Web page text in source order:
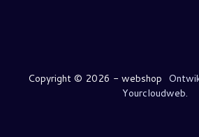
Copyright © 2026 - webshop
Yourcloudweb.